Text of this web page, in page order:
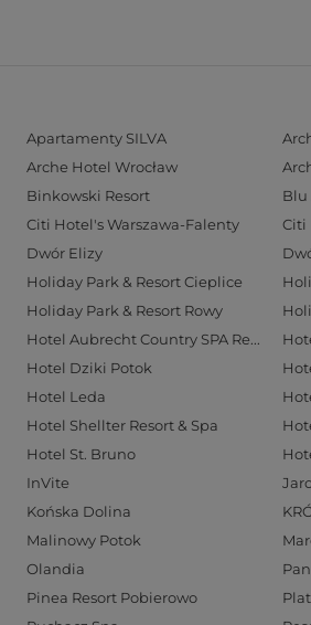
Apartamenty SILVA
Arche Hotel Wrocław
Binkowski Resort
Blu
Citi Hotel's Warszawa-Falenty
Citi
Dwór Elizy
Holiday Park & Resort Cieplice
Holiday Park & Resort Rowy
Hotel Aubrecht Country SPA Resort
Hotel Dziki Potok
Hotel Leda
Hotel Shellter Resort & Spa
Hotel St. Bruno
InVite
Końska Dolina
Malinowy Potok
Olandia
Pinea Resort Pobierowo